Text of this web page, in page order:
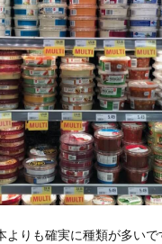
りも確実に種類が多いで